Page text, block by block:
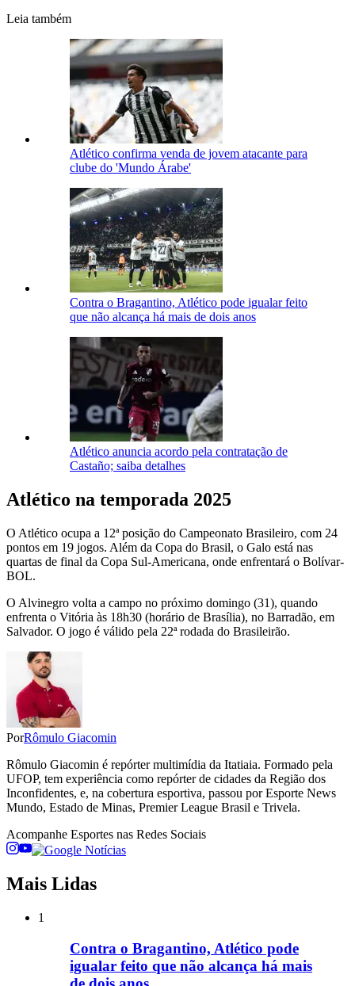
Leia também
Atlético confirma venda de jovem atacante para
clube do 'Mundo Árabe'
Contra o Bragantino, Atlético pode igualar feito
que não alcança há mais de dois anos
Atlético anuncia acordo pela contratação de
Castaño; saiba detalhes
Atlético na temporada 2025
O Atlético ocupa a 12ª posição do Campeonato Brasileiro, com 24
pontos em 19 jogos. Além da Copa do Brasil, o Galo está nas
quartas de final da Copa Sul-Americana, onde enfrentará o Bolívar-
BOL.
O Alvinegro volta a campo no próximo domingo (31), quando
enfrenta o Vitória às 18h30 (horário de Brasília), no Barradão, em
Salvador. O jogo é válido pela 22ª rodada do Brasileirão.
PorRômulo Giacomin
Rômulo Giacomin é repórter multimídia da Itatiaia. Formado pela
UFOP, tem experiência como repórter de cidades da Região dos
Inconfidentes, e, na cobertura esportiva, passou por Esporte News
Mundo, Estado de Minas, Premier League Brasil e Trivela.
Acompanhe Esportes nas Redes Sociais
Mais Lidas
1
Contra o Bragantino, Atlético pode
igualar feito que não alcança há mais